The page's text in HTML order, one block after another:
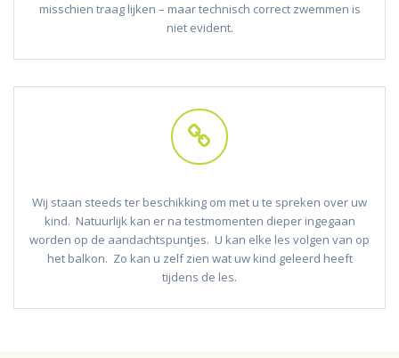
misschien traag lijken – maar technisch correct zwemmen is
niet evident.
Wij staan steeds ter beschikking om met u te spreken over uw
kind. Natuurlijk kan er na testmomenten dieper ingegaan
worden op de aandachtspuntjes. U kan elke les volgen van op
het balkon. Zo kan u zelf zien wat uw kind geleerd heeft
tijdens de les.